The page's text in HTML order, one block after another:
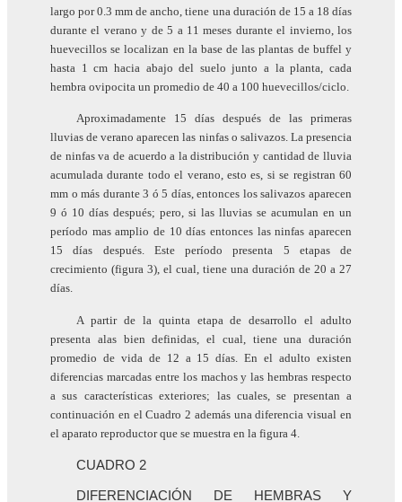
largo por 0.3 mm de ancho, tiene una duración de 15 a 18 días
durante el verano y de 5 a 11 meses durante el invierno, los
huevecillos se localizan en la base de las plantas de buffel y
hasta 1 cm hacia abajo del suelo junto a la planta, cada
hembra ovipocita un promedio de 40 a 100 huevecillos/ciclo.
Aproximadamente 15 días después de las primeras
lluvias de verano aparecen las ninfas o salivazos. La presencia
de ninfas va de acuerdo a la distribución y cantidad de lluvia
acumulada durante todo el verano, esto es, si se registran 60
mm o más durante 3 ó 5 días, entonces los salivazos aparecen
9 ó 10 días después; pero, si las lluvias se acumulan en un
período mas amplio de 10 días entonces las ninfas aparecen
15 días después. Este período presenta 5 etapas de
crecimiento (figura 3), el cual, tiene una duración de 20 a 27
días.
A partir de la quinta etapa de desarrollo el adulto
presenta alas bien definidas, el cual, tiene una duración
promedio de vida de 12 a 15 días. En el adulto existen
diferencias marcadas entre los machos y las hembras respecto
a sus características exteriores; las cuales, se presentan a
continuación en el Cuadro 2 además una diferencia visual en
el aparato reproductor que se muestra en la figura 4.
CUADRO 2
DIFERENCIACIÓN DE HEMBRAS Y